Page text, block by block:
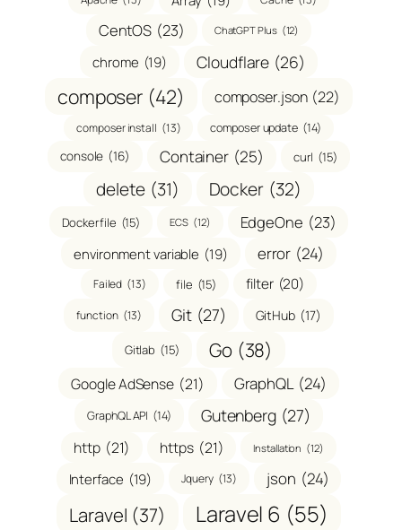
CentOS (23) ChatGPT Plus (12)
chrome (19) Cloudflare (26)
composer (42) composer.json (22)
composer install (13) composer update (14)
console (16) Container (25) curl (15)
delete (31) Docker (32)
Dockerfile (15) ECS (12) EdgeOne (23)
environment variable (19) error (24)
Failed (13) file (15) filter (20)
function (13) Git (27) GitHub (17)
Gitlab (15) Go (38)
Google AdSense (21) GraphQL (24)
GraphQL API (14) Gutenberg (27)
http (21) https (21) Installation (12)
Interface (19) Jquery (13) json (24)
Laravel (37) Laravel 6 (55)